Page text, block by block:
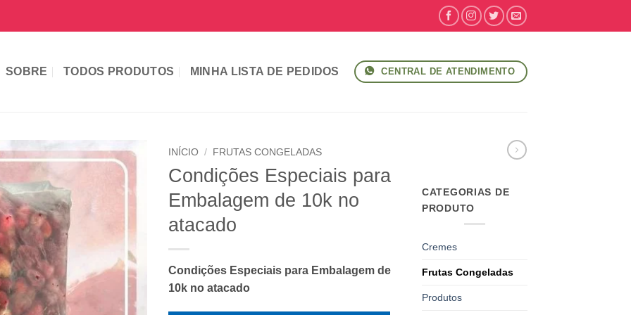
SOBRE TODOS PRODUTOS MINHA LISTA DE PEDIDOS CENTRAL DE ATENDIMENTO
INÍCIO / FRUTAS CONGELADAS
Condições Especiais para
Embalagem de 10k no
atacado
Condições Especiais para Embalagem de
10k no atacado
CATEGORIAS DE
PRODUTO
Cremes
Frutas Congeladas
Produtos